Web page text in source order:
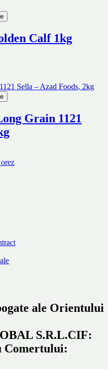
Calf 1kg
Grain 1121
ale Orientului
S.R.L.CIF:
Comertului: